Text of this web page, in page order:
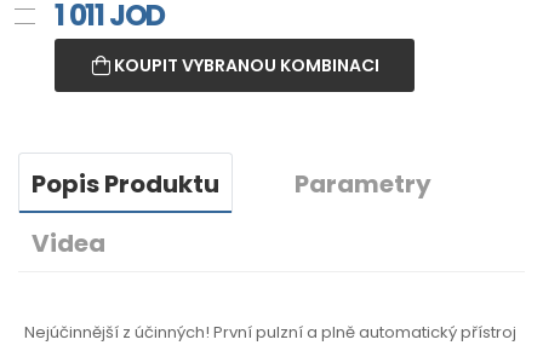
1 011JOD
KOUPIT VYBRANOU KOMBINACI
Popis Produktu
Parametry
Videa
Nejúčinnější z účinných! První pulzní a plně automatický přístroj